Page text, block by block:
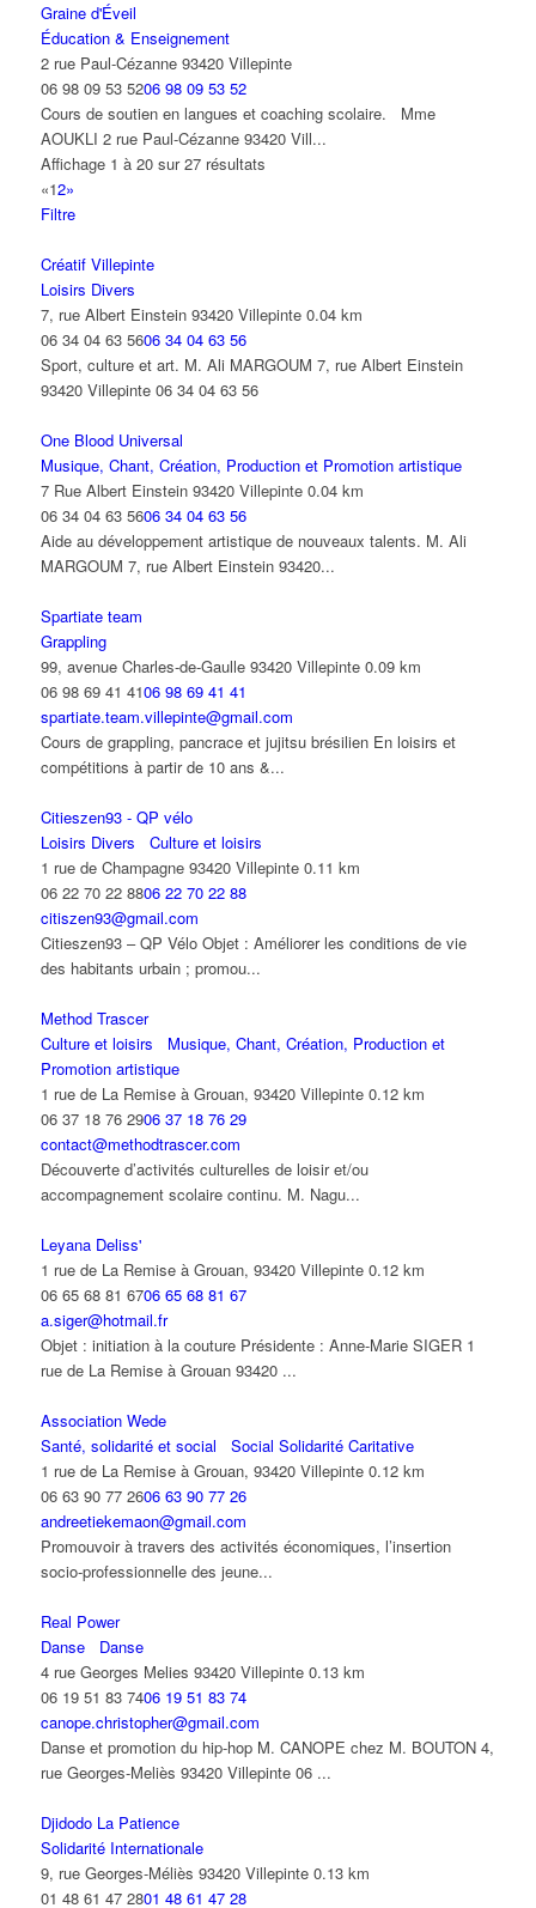
Graine d'Éveil
Éducation & Enseignement
2 rue Paul-Cézanne 93420 Villepinte
06 98 09 53 5206 98 09 53 52
Cours de soutien en langues et coaching scolaire. Mme
AOUKLI 2 rue Paul-Cézanne 93420 Vill...
Affichage 1 à 20 sur 27 résultats
«12»
Filtre
Créatif Villepinte
Loisirs Divers
7, rue Albert Einstein 93420 Villepinte 0.04 km
06 34 04 63 5606 34 04 63 56
Sport, culture et art. M. Ali MARGOUM 7, rue Albert Einstein
93420 Villepinte 06 34 04 63 56
One Blood Universal
Musique, Chant, Création, Production et Promotion artistique
7 Rue Albert Einstein 93420 Villepinte 0.04 km
06 34 04 63 5606 34 04 63 56
Aide au développement artistique de nouveaux talents. M. Ali
MARGOUM 7, rue Albert Einstein 93420...
Spartiate team
Grappling
99, avenue Charles-de-Gaulle 93420 Villepinte 0.09 km
06 98 69 41 4106 98 69 41 41
spartiate.team.villepinte@gmail.com
Cours de grappling, pancrace et jujitsu brésilien En loisirs et
compétitions à partir de 10 ans &...
Citieszen93 - QP vélo
Loisirs Divers
Culture et loisirs
1 rue de Champagne 93420 Villepinte 0.11 km
06 22 70 22 8806 22 70 22 88
citiszen93@gmail.com
Citieszen93 – QP Vélo Objet : Améliorer les conditions de vie
des habitants urbain ; promou...
Method Trascer
Culture et loisirs
Musique, Chant, Création, Production et
Promotion artistique
1 rue de La Remise à Grouan, 93420 Villepinte 0.12 km
06 37 18 76 2906 37 18 76 29
contact@methodtrascer.com
Découverte d’activités culturelles de loisir et/ou
accompagnement scolaire continu. M. Nagu...
Leyana Deliss'
1 rue de La Remise à Grouan, 93420 Villepinte 0.12 km
06 65 68 81 6706 65 68 81 67
a.siger@hotmail.fr
Objet : initiation à la couture Présidente : Anne-Marie SIGER 1
rue de La Remise à Grouan 93420 ...
Association Wede
Santé, solidarité et social
Social Solidarité Caritative
1 rue de La Remise à Grouan, 93420 Villepinte 0.12 km
06 63 90 77 2606 63 90 77 26
andreetiekemaon@gmail.com
Promouvoir à travers des activités économiques, l’insertion
socio-professionnelle des jeune...
Real Power
Danse
Danse
4 rue Georges Melies 93420 Villepinte 0.13 km
06 19 51 83 7406 19 51 83 74
canope.christopher@gmail.com
Danse et promotion du hip-hop M. CANOPE chez M. BOUTON 4,
rue Georges-Meliès 93420 Villepinte 06 ...
Djidodo La Patience
Solidarité Internationale
9, rue Georges-Méliès 93420 Villepinte 0.13 km
01 48 61 47 2801 48 61 47 28